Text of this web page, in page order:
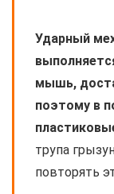
Ударный
мышь,
поэтому в
трупа
повторять